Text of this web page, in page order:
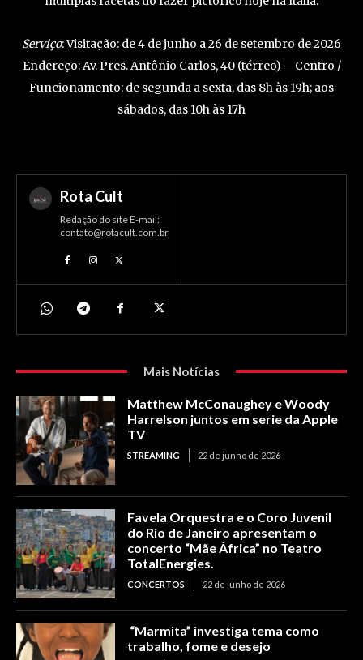
Serviço: Visitação: de 4 de junho a 26 de setembro de 2026
Endereço: Av. Pres. Antônio Carlos, 40 (térreo) – Centro /
Funcionamento: de segunda a sexta, das 8h às 19h; aos
sábados, das 10h às 17h
Rota Cult
Redação do site E-mail:
contato@rotacult.com.br
Mais Notícias
Matthew McConaughey e Woody
Harrelson juntos em serie da Apple
TV
STREAMING 22 de junho de 2026
Favela Orquestra e o Coro Juvenil
do Rio de Janeiro apresentam o
concerto “Mãe África” no Teatro
TotalEnergies.
CONCERTOS 22 de junho de 2026
“Marmita” investiga tema como
trabalho, fome e desejo